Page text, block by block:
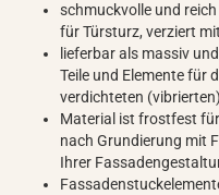
schmuckvolle und
für Türsturz, verziert
lieferbar als massiv
Teile und Elemente für
verdichteten
Material ist frostfest
nach Grundierung mit
Ihrer